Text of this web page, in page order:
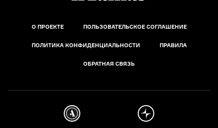
О ПРОЕКТЕ ПОЛЬЗОВАТЕЛЬСКОЕ СОГЛАШЕНИЕ
ПОЛИТИКА КОНФИДЕНЦИАЛЬНОСТИ ПРАВИЛА
ОБРАТНАЯ СВЯЗЬ